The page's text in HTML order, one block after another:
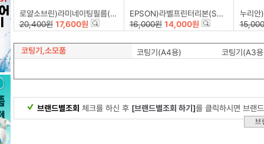
로얄소브린)라미네이팅필름(216*303)100mic-A4/100장
20,400원 17,600원
EPSON)라벨프린터리본(SS12K)백색/흑문자
16,000원 14,000원
누리안)
코팅기,소모품 코팅기(A4용) 코팅기(A3
브랜드별조회 체크를 하신 후 [브랜드별조회 하기]를 클릭하시면 브랜